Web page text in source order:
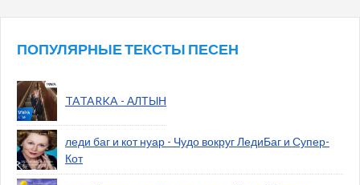
ПОПУЛЯРНЫЕ ТЕКСТЫ ПЕСЕН
TATARKA - АЛТЫН
леди баг и кот нуар - Чудо вокруг ЛедиБаг и Супер-
Кот